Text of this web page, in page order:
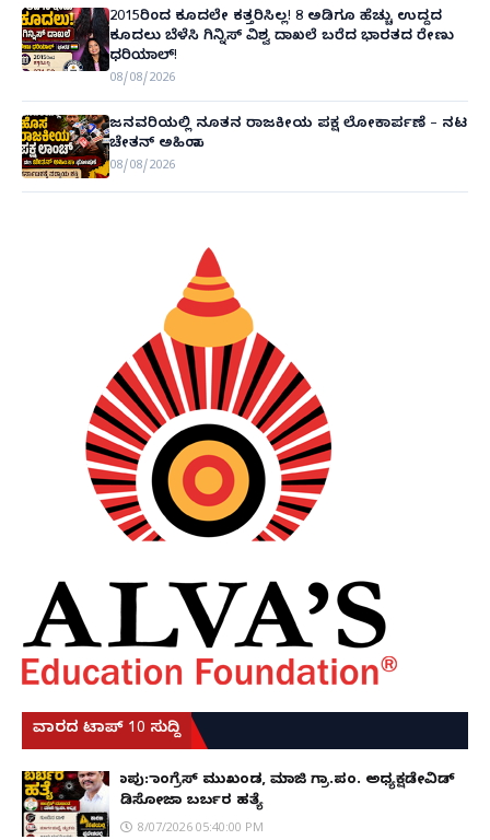
2015ರಿಂದ ಕೂದಲೇ ಕತ್ತರಿಸಿಲ್ಲ! 8 ಅಡಿಗೂ ಹೆಚ್ಚು ಉದ್ದದ
ಕೂದಲು ಬೆಳೆಸಿ ಗಿನ್ನಿಸ್ ವಿಶ್ವ ದಾಖಲೆ ಬರೆದ ಭಾರತದ ರೇಣು
ಧರಿಯಾಲ್!
08/08/2026
ಜನವರಿಯಲ್ಲಿ ನೂತನ ರಾಜಕೀಯ ಪಕ್ಷ ಲೋಕಾರ್ಪಣೆ – ನಟ
ಚೇತನ್ ಅಹಿಂಸಾ
08/08/2026
ವಾರದ ಟಾಪ್ 10 ಸುದ್ದಿ
ಕಾಪು: ಕಾಂಗ್ರೆಸ್ ಮುಖಂಡ, ಮಾಜಿ ಗ್ರಾ.ಪಂ. ಅಧ್ಯಕ್ಷಡೇವಿಡ್
ಡಿಸೋಜಾ ಬರ್ಬರ ಹತ್ಯೆ
8/07/2026 05:40:00 PM